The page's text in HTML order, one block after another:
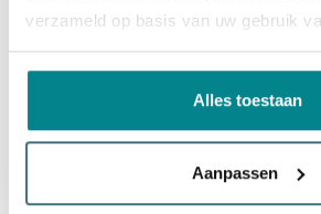
verzameld op basis van uw gebruik
Alles toestaan
Aanpassen
2.686,-
Riho Inspire
180x80cm -